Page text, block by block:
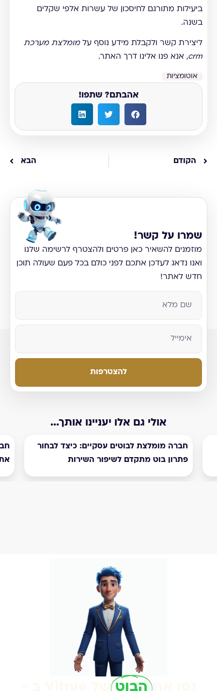
ביעילות מתורגם לחיסכון של עשרות אלפי שקלים
בשנה.
ליצירת קשר ולקבלת מידע נוסף עלמומלצת מערכת
crm, אנא פנו אלינו דרך האתר.
אוטומציות
אהבתם? שתפו!
הקודם הבא
שמרו על קשר!
מוזמנים להשאיר כאן פרטים ולהצטרף לרשימה שלנו
ואנו נדאג לעדכן אתכם לפני כולם בכל פעם שעולה תוכן
חדש לאתר!
להצטרפות
אולי גם אלו יעניינו אותך...
חברה מומלצת לבוטים עסקיים: כיצד לבחור
פתרון בוט מתקדם לשיפור השירות
נסו את הבוט